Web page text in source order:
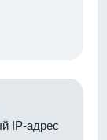
IP-адрес